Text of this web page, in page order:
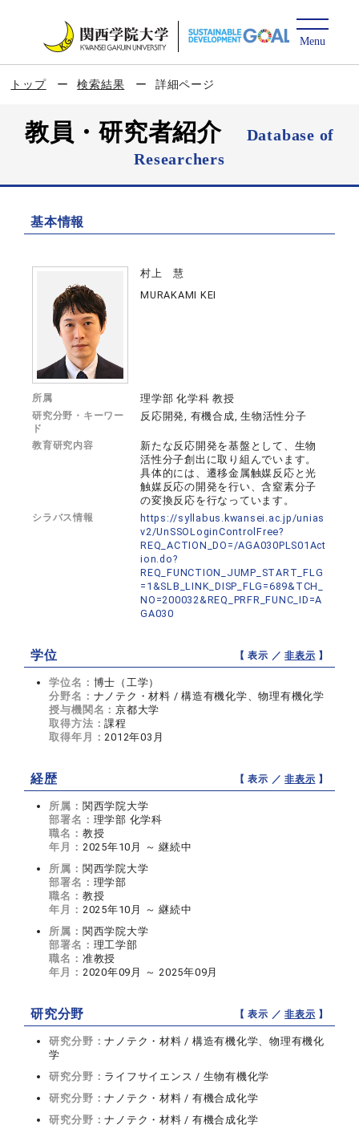
トップ 検索結果 詳細ページ
教員・研究者紹介
Database of
Researchers
基本情報
村上 慧
MURAKAMI KEI
所属 理学部 化学科 教授
研究分野・キーワー
ド
反応開発, 有機合成, 生物活性分子
教育研究内容
新たな反応開発を基盤として、生物
活性分子創出に取り組んでいます。
具体的には、遷移金属触媒反応と光
触媒反応の開発を行い、含窒素分子
の変換反応を行なっています。
シラバス情報
https://syllabus.kwansei.ac.jp/unias
v2/UnSSOLoginControlFree?
REQ_ACTION_DO=/AGA030PLS01Act
ion.do?
REQ_FUNCTION_JUMP_START_FLG
=1&SLB_LINK_DISP_FLG=689&TCH_
NO=200032&REQ_PRFR_FUNC_ID=A
GA030
学位 【 表示 ／非表示 】
学位名： 博士（工学）
分野名： ナノテク・材料 / 構造有機化学、物理有機化学
授与機関名：京都大学
取得方法：課程
取得年月： 2012年03月
経歴 【 表示 ／非表示 】
所属： 関西学院大学
部署名： 理学部 化学科
職名： 教授
年月： 2025年10月 ～ 継続中
所属： 関西学院大学
部署名： 理学部
職名： 教授
年月： 2025年10月 ～ 継続中
所属： 関西学院大学
部署名： 理工学部
職名： 准教授
年月： 2020年09月 ～ 2025年09月
研究分野 【 表示 ／非表示 】
研究分野：ナノテク・材料 / 構造有機化学、物理有機化
学
研究分野： ライフサイエンス / 生物有機化学
研究分野：ナノテク・材料 / 有機合成化学
研究分野：ナノテク・材料 / 有機合成化学